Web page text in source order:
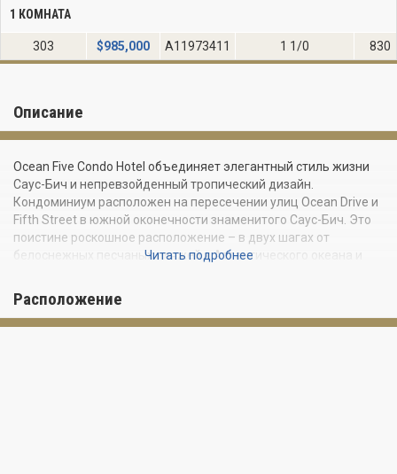
1 КОМНАТА
303 $985,000 A11973411 1 1/0 830
Описание
Ocean Five Condo Hotel объединяет элегантный стиль жизни
Саус-Бич и непревзойденный тропический дизайн.
Кондоминиум расположен на пересечении улиц Ocean Drive и
Fifth Street в южной оконечности знаменитого Саус-Бич. Это
поистине роскошное расположение – в двух шагах от
белоснежных песчаных пляжей и Атлантического океана и
Международного аэропорта и Порта Майами. Кондоминиум
Ocean Five находится рядом с самыми популярными
ресторанами и ночными клубами Майами-Бич; всё настолько
Читать подробнее
Расположение